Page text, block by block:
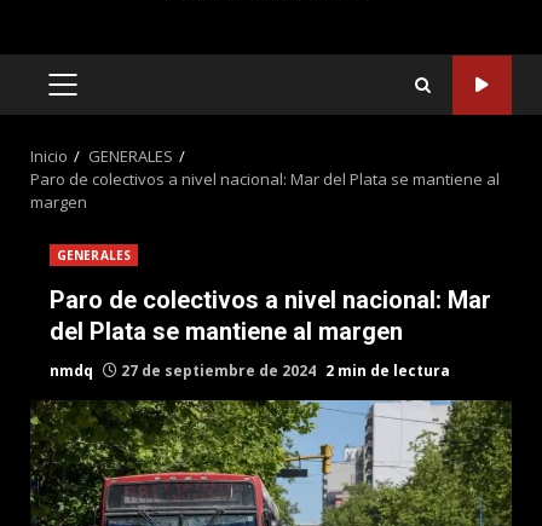
MENÚ
Inicio
GENERALES
Paro de colectivos a nivel nacional: Mar del Plata se mantiene al
margen
GENERALES
Paro de colectivos a nivel nacional: Mar
del Plata se mantiene al margen
nmdq 27 de septiembre de 2024 2 min de lectura